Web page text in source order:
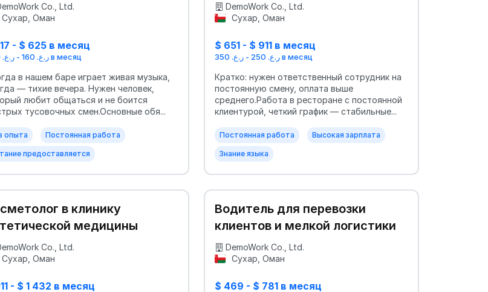
Co., Ltd.
Сухар, Оман
- $ 625 в месяц
ر.ع. 160 - ر.ع. 240 в месяц
в нашем баре играет живая музыка,
— тихие вечера. Нужен человек,
любит общаться и не боится
тусовочных смен.Основные обя...
опыта Постоянная работа
предоставляется
DemoWork Co., Ltd.
Сухар, Оман
$ 651 - $ 911 в месяц
ر.ع. 250 - ر.ع. 350 в месяц
Кратко: нужен ответственный сотрудник на
постоянную смену, оплата выше
среднего.Работа в ресторане с постоянной
клиентурой, четкий график — стабильные...
Постоянная работа Высокая зарплата
Знание языка
в клинику
медицины
Co., Ltd.
Сухар, Оман
- $ 1 432 в месяц
Водитель для перевозки
клиентов и мелкой логистики
DemoWork Co., Ltd.
Сухар, Оман
$ 469 - $ 781 в месяц